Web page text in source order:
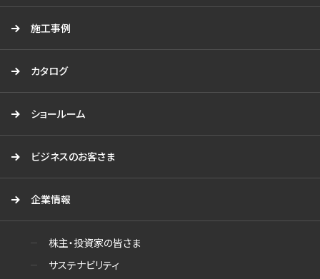
施工事例
カタログ
ショールーム
ビジネスのお客さま
企業情報
株主・投資家の皆さま
サステナビリティ